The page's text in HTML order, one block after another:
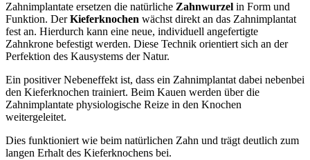
Zahnimplantate ersetzen die natürliche Zahnwurzel in Form und
Funktion. DerKieferknochen wächst direkt an das Zahnimplantat
fest an. Hierdurch kann eine neue, individuell angefertigte
Zahnkrone befestigt werden. Diese Technik orientiert sich an der
Perfektion des Kausystems der Natur.
Ein positiver Nebeneffekt ist, dass ein Zahnimplantat dabei nebenbei
den Kieferknochen trainiert. Beim Kauen werden über die
Zahnimplantate physiologische Reize in den Knochen
weitergeleitet.
Dies funktioniert wie beim natürlichen Zahn und trägt deutlich zum
langen Erhalt des Kieferknochens bei.